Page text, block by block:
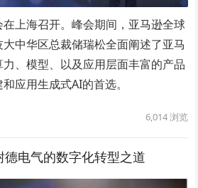
上海召开。峰会期间，亚马逊全球
中华区总裁储瑞松全面阐述了亚马
、模型、以及应用层面丰富的产品
应用生成式AI的首选。
6,014浏览
电气的数字化转型之道